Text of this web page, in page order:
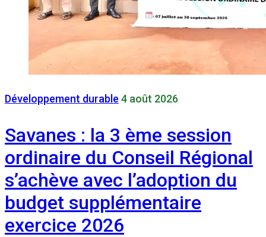
Développement durable 4 août 2026
Savanes : la 3 ème session
ordinaire du Conseil Régional
s’achève avec l’adoption du
budget supplémentaire
exercice 2026